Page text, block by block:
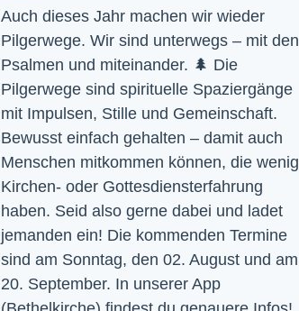
Auch dieses Jahr machen wir wieder
Pilgerwege. Wir sind unterwegs – mit den
Psalmen und miteinander. 🌲 Die
Pilgerwege sind spirituelle Spaziergänge
mit Impulsen, Stille und Gemeinschaft.
Bewusst einfach gehalten – damit auch
Menschen mitkommen können, die wenig
Kirchen- oder Gottesdiensterfahrung
haben. Seid also gerne dabei und ladet
jemanden ein! Die kommenden Termine
sind am Sonntag, den 02. August und am
20. September. In unserer App